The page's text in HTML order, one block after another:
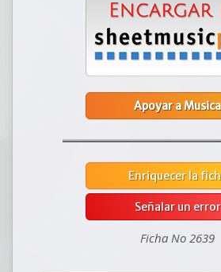
Apoyar a Musica
Enriquecer la
Señalar un error
Ficha No 2639